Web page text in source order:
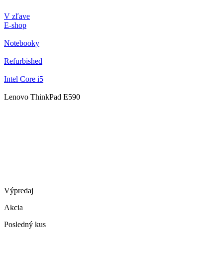
V zľave
E-shop
Notebooky
Refurbished
Intel Core i5
Lenovo ThinkPad E590
Výpredaj
Akcia
Posledný kus